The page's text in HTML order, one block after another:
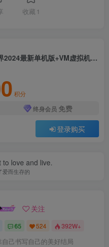
收藏 1
【一键安装】经典端游MU奇迹世界2024最新单机版+VM虚拟机一键端+大量更新修复+火山地图和副本+没落王朝地图和副本
积分
终身会员 免费
登录购买
to love and live.
爱而生存的
关注
65 524 392W+
己书写自己的美好结局